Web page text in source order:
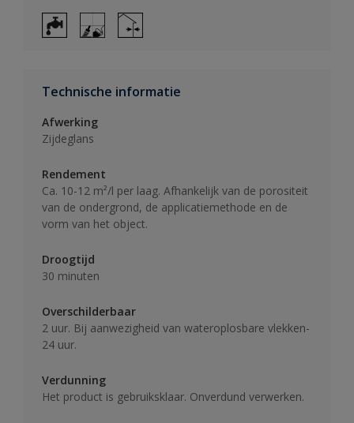
Technische informatie
Afwerking
Zijdeglans
Rendement
Ca. 10-12 m²/l per laag. Afhankelijk van de porositeit
van de ondergrond, de applicatiemethode en de
vorm van het object.
Droogtijd
30 minuten
Overschilderbaar
2 uur. Bij aanwezigheid van wateroplosbare vlekken-
24 uur.
Verdunning
Het product is gebruiksklaar. Onverdund verwerken.